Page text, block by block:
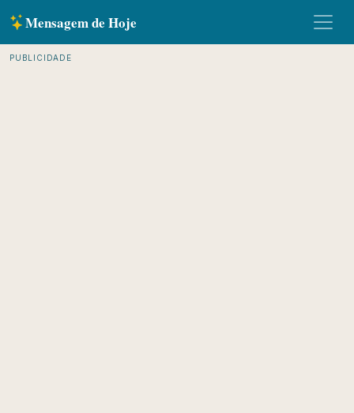
Mensagem de Hoje
PUBLICIDADE